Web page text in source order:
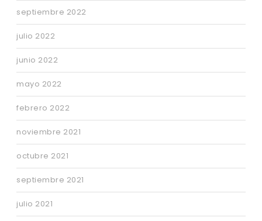
septiembre 2022
julio 2022
junio 2022
mayo 2022
febrero 2022
noviembre 2021
octubre 2021
septiembre 2021
julio 2021